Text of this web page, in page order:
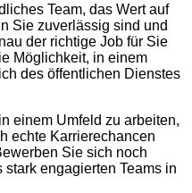
Team, das Wert auf
Sie zuverlässig sind und
der richtige Job für Sie
Möglichkeit, in einem
des öffentlichen Dienstes
einem Umfeld zu arbeiten,
echte Karrierechancen
Sie sich noch
engagierten Teams in